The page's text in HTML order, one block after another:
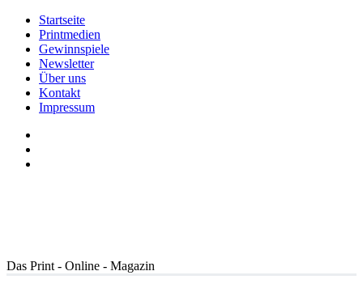
Startseite
Printmedien
Gewinnspiele
Newsletter
Über uns
Kontakt
Impressum
Das Print - Online - Magazin